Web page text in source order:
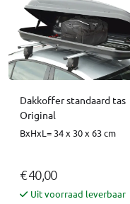
Dakkoffer standaard tas
Original
BxHxL= 34 x 30 x 63 cm
€ 40,00
Uit voorraad leverbaar